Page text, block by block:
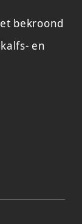
bekroond
en